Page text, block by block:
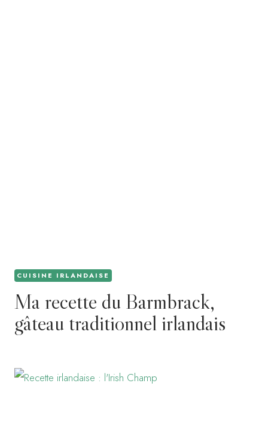
CUISINE IRLANDAISE
Ma recette du Barmbrack,
gâteau traditionnel irlandais